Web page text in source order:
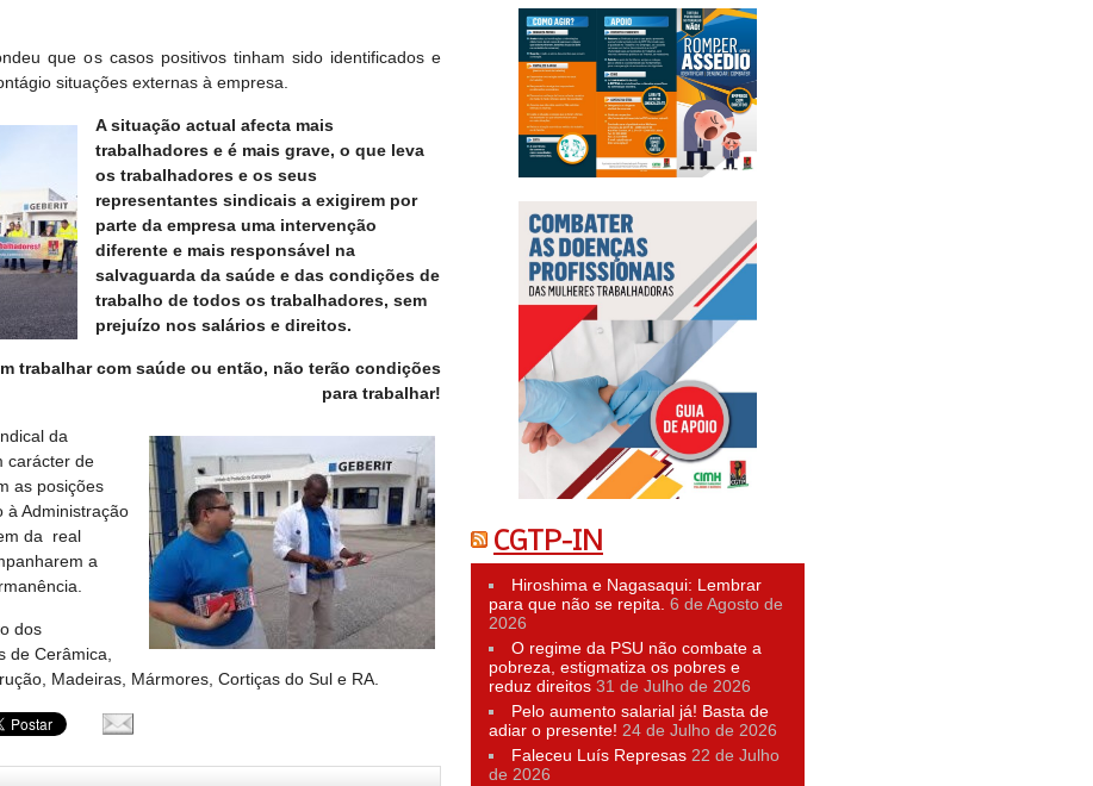
que os casos positivos tinham sido identificados e
situações externas à empresa.
A situação actual afecta mais
trabalhadores e é mais grave, o que leva
os trabalhadores e os seus
representantes sindicais a exigirem por
parte da empresa uma intervenção
diferente e mais responsável na
salvaguarda da saúde e das condições de
trabalho de todos os trabalhadores, sem
prejuízo nos salários e direitos.
trabalhar com saúde ou então, não terão condições
para trabalhar!
da
carácter de
as posições
Administração
da real
a
dos
de Cerâmica,
Madeiras, Mármores, Cortiças do Sul e RA.
CGTP-IN
Hiroshima e Nagasaqui: Lembrar
para que não se repita. 6 de Agosto de
2026
O regime da PSU não combate a
pobreza, estigmatiza os pobres e
reduz direitos 31 de Julho de 2026
Pelo aumento salarial já! Basta de
adiar o presente! 24 de Julho de 2026
Faleceu Luís Represas 22 de Julho
de 2026